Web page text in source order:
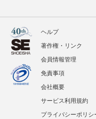
ヘルプ
著作権・リンク
会員情報管理
免責事項
会社概要
サービス利用規約
プライバシーポリシ